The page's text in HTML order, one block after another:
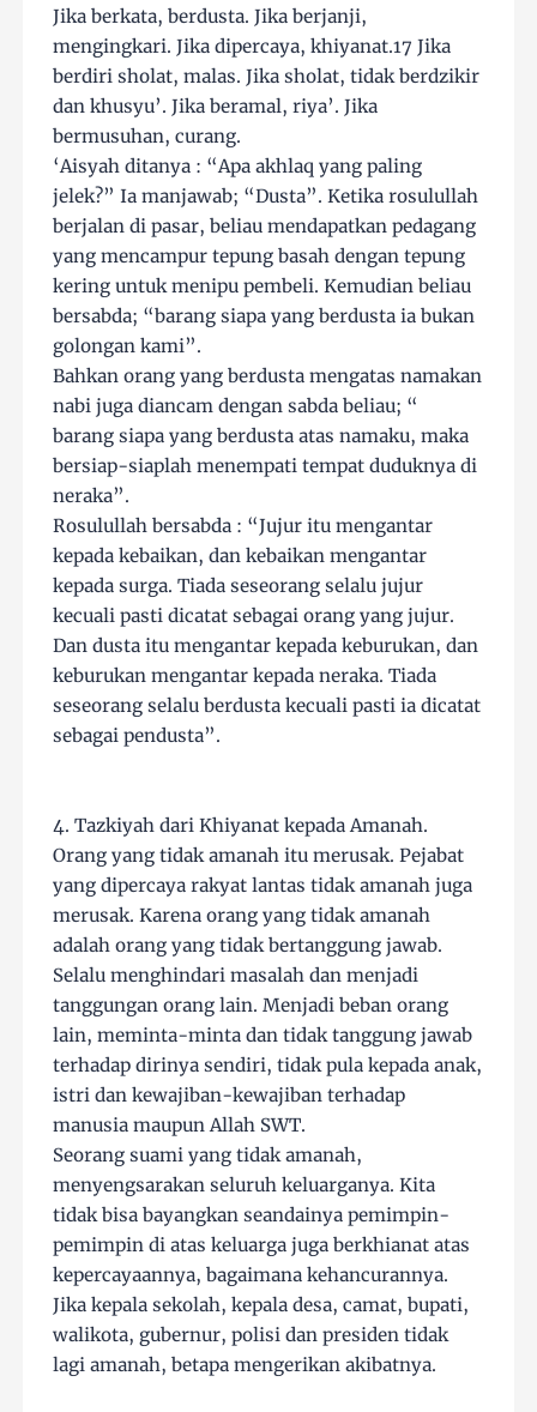
Jika berkata, berdusta. Jika berjanji,
mengingkari. Jika dipercaya, khiyanat.17 Jika
berdiri sholat, malas. Jika sholat, tidak berdzikir
dan khusyu’. Jika beramal, riya’. Jika
bermusuhan, curang.
‘Aisyah ditanya : “Apa akhlaq yang paling
jelek?” Ia manjawab; “Dusta”. Ketika rosulullah
berjalan di pasar, beliau mendapatkan pedagang
yang mencampur tepung basah dengan tepung
kering untuk menipu pembeli. Kemudian beliau
bersabda; “barang siapa yang berdusta ia bukan
golongan kami”.
Bahkan orang yang berdusta mengatas namakan
nabi juga diancam dengan sabda beliau; “
barang siapa yang berdusta atas namaku, maka
bersiap-siaplah menempati tempat duduknya di
neraka”.
Rosulullah bersabda : “Jujur itu mengantar
kepada kebaikan, dan kebaikan mengantar
kepada surga. Tiada seseorang selalu jujur
kecuali pasti dicatat sebagai orang yang jujur.
Dan dusta itu mengantar kepada keburukan, dan
keburukan mengantar kepada neraka. Tiada
seseorang selalu berdusta kecuali pasti ia dicatat
sebagai pendusta”.
4. Tazkiyah dari Khiyanat kepada Amanah.
Orang yang tidak amanah itu merusak. Pejabat
yang dipercaya rakyat lantas tidak amanah juga
merusak. Karena orang yang tidak amanah
adalah orang yang tidak bertanggung jawab.
Selalu menghindari masalah dan menjadi
tanggungan orang lain. Menjadi beban orang
lain, meminta-minta dan tidak tanggung jawab
terhadap dirinya sendiri, tidak pula kepada anak,
istri dan kewajiban-kewajiban terhadap
manusia maupun Allah SWT.
Seorang suami yang tidak amanah,
menyengsarakan seluruh keluarganya. Kita
tidak bisa bayangkan seandainya pemimpin-
pemimpin di atas keluarga juga berkhianat atas
kepercayaannya, bagaimana kehancurannya.
Jika kepala sekolah, kepala desa, camat, bupati,
walikota, gubernur, polisi dan presiden tidak
lagi amanah, betapa mengerikan akibatnya.